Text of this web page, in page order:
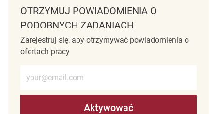
OTRZYMUJ POWIADOMIENIA O
PODOBNYCH ZADANIACH
Zarejestruj się, aby otrzymywać powiadomienia o
ofertach pracy
Aktywować